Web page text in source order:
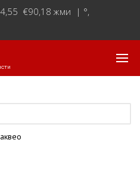
€90,18 жми | °,